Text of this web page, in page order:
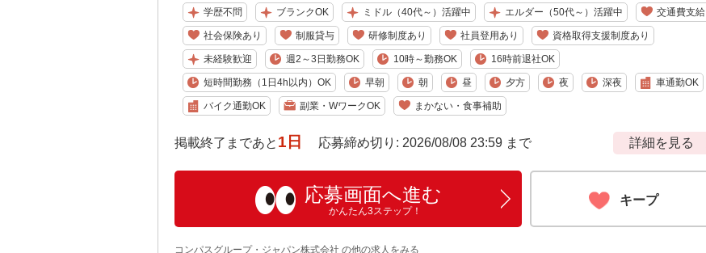
学歴不問 ブランクOK ミドル（40代～）活躍中 エルダー（50代～）活躍中 交通費支給
社会保険あり 制服貸与 研修制度あり 社員登用あり 資格取得支援制度あり
未経験歓迎 週2～3日勤務OK 10時～勤務OK 16時前退社OK
短時間勤務（1日4h以内）OK 早朝 朝 昼 夕方 夜 深夜 車通勤OK
バイク通勤OK 副業・WワークOK まかない・食事補助
掲載終了まであと 1日 応募締め切り: 2026/08/08 23:59 まで 詳細を見る
応募画面へ進む
かんたん3ステップ！
キープ
コンパスグループ・ジャパン株式会社 の他の求人をみる